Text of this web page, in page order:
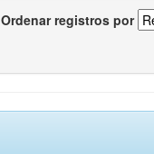
Ordenar registros por